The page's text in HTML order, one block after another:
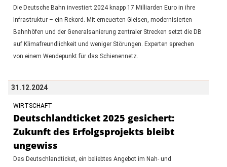
Die Deutsche Bahn investiert 2024 knapp 17 Milliarden Euro in ihre
Infrastruktur – ein Rekord. Mit erneuerten Gleisen, modernisierten
Bahnhöfen und der Generalsanierung zentraler Strecken setzt die DB
auf Klimafreundlichkeit und weniger Störungen. Experten sprechen
von einem Wendepunkt für das Schienennetz.
31.12.2024
WIRTSCHAFT
Deutschlandticket 2025 gesichert:
Zukunft des Erfolgsprojekts bleibt
ungewiss
Das Deutschlandticket, ein beliebtes Angebot im Nah- und